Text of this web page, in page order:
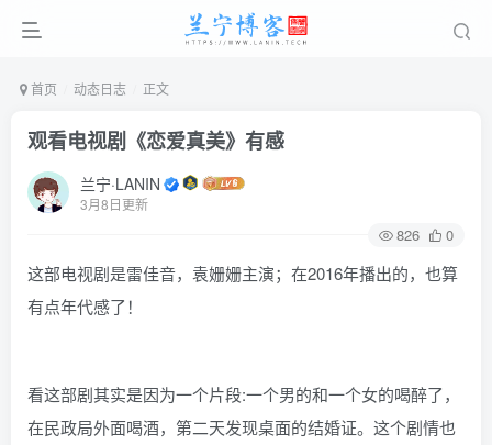
首页 动态日志 正文
观看电视剧《恋爱真美》有感
兰宁·LANIN
3月8日更新
826 0
这部电视剧是雷佳音，袁姗姗主演；在2016年播出的，也算
有点年代感了！
看这部剧其实是因为一个片段:一个男的和一个女的喝醉了，
在民政局外面喝酒，第二天发现桌面的结婚证。这个剧情也